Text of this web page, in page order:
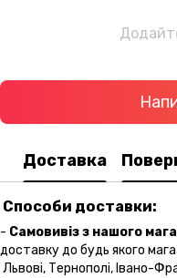
Доставка
Способи доставки:
- Самовивіз з нашого
доставку до будь якого
Львові, Тернополі, Івано-